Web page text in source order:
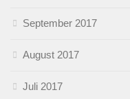
September 2017
August 2017
Juli 2017